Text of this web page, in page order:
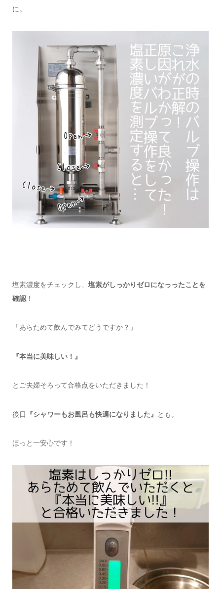
に。
塩素濃度をチェックし、 塩素がしっかりゼロになっったことを
確認！
「あらためて飲んでみてどうですか？」
『本当に美味しい！』
とご夫婦そろって合格点をいただきました！
後日 『シャワーもお風呂も快適になりました』 とも。
ほっと一安心です！